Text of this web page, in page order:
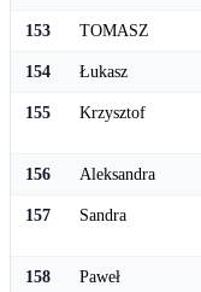
153 TOMASZ
154 Łukasz
155 Krzysztof
156 Aleksandra
157 Sandra
158 Paweł